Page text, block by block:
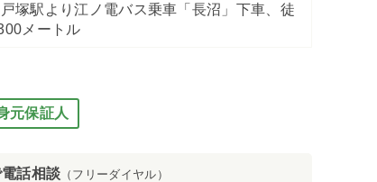
塚駅より江ノ電バス乗車「長沼」下車、徒
メートル
元保証人
話相談 （フリーダイヤル）